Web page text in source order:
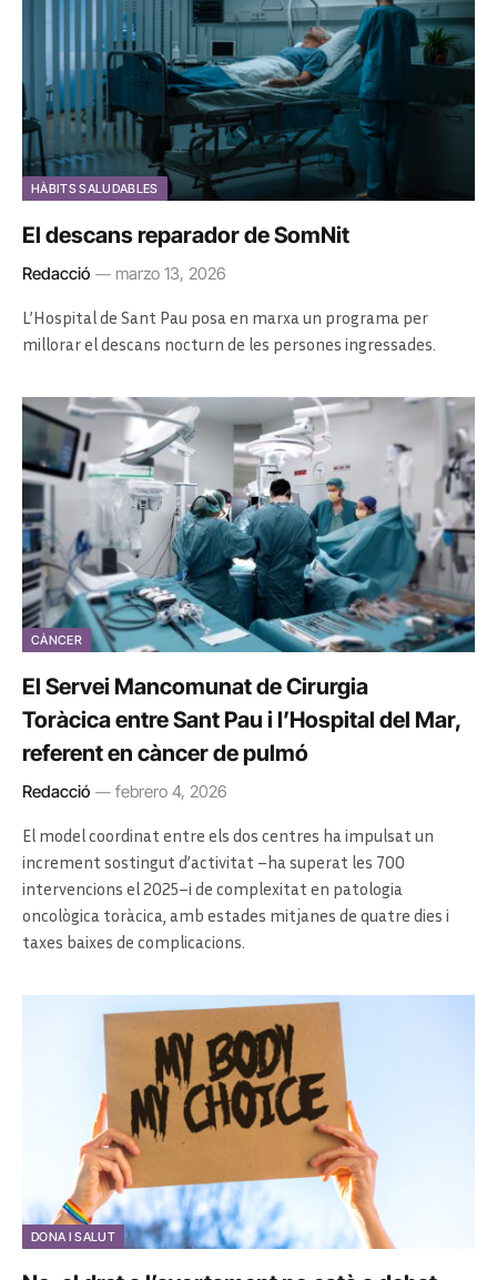
HÀBITS SALUDABLES
El descans reparador de SomNit
Redacció marzo 13, 2026
L’Hospital de Sant Pau posa en marxa un programa per
millorar el descans nocturn de les persones ingressades.
CÀNCER
El Servei Mancomunat de Cirurgia
Toràcica entre Sant Pau i l’Hospital del Mar,
referent en càncer de pulmó
Redacció febrero 4, 2026
El model coordinat entre els dos centres ha impulsat un
increment sostingut d’activitat –ha superat les 700
intervencions el 2025–i de complexitat en patologia
oncològica toràcica, amb estades mitjanes de quatre dies i
taxes baixes de complicacions.
DONA I SALUT